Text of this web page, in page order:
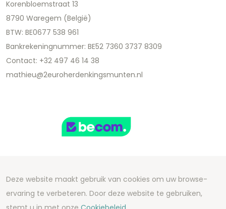
Korenbloemstraat 13
8790 Waregem (België)
BTW: BE0677 538 961
Bankrekeningnummer: BE52 7360 3737 8309
Contact: +32 497 46 14 38
mathieu@2euroherdenkingsmunten.nl
Copyright 2026 We Can Do Better Online BV
Development by2mprove- Content by
Deze website maakt gebruik van cookies om uw browse-
ervaring te verbeteren. Door deze website te gebruiken,